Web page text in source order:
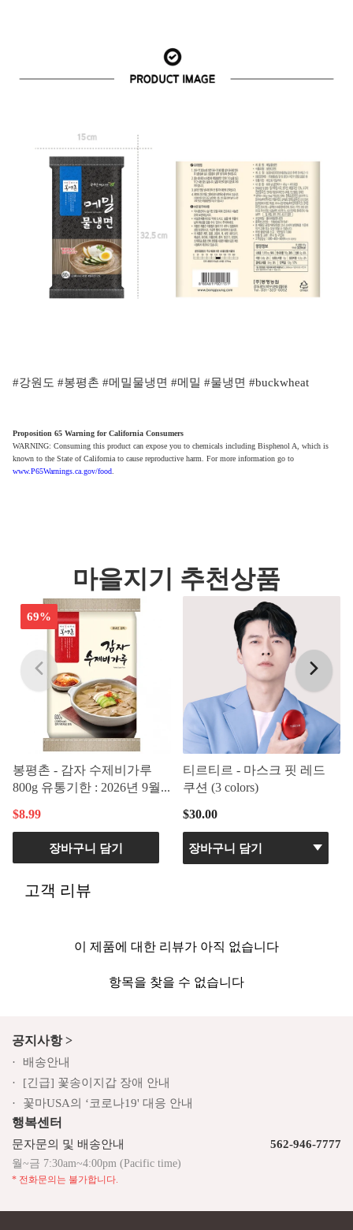
#강원도 #봉평촌 #메밀물냉면 #메밀 #물냉면 #buckwheat
Proposition 65 Warning for California Consumers
WARNING: Consuming this product can expose you to chemicals including Bisphenol A, which is
known to the State of California to cause reproductive harm. For more information go to
www.P65Warnings.ca.gov/food
마을지기 추천상품
69%
봉평촌 - 감자 수제비가루
800g 유통기한 : 2026년 9월...
$8.99
장바구니 담기
티르티르 - 마스크 핏 레드
쿠션 (3 colors)
$30.00
고객 리뷰
이 제품에 대한 리뷰가 아직 없습니다
항목을 찾을 수 없습니다
공지사항 >
배송안내
[긴급] 꽃송이지갑 장애 안내
꽃마USA의 ‘코로나19' 대응 안내
행복센터
문자문의 및 배송안내 562-946-7777
월~금 7:30am~4:00pm (Pacific time)
* 전화문의는 불가합니다.